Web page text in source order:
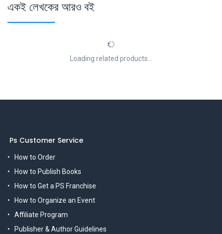
একই লেখকের আরও বই
Loading related products...
Ps Customer Service
How to Order
How to Publish Books
How to Get a PS Franchise
How to Organize an Event
Affiliate Program
Publisher & Author Guidelines